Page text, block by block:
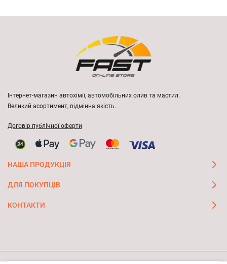
Інтернет-магазин автохімії, автомобільних олив та мастил.
Великий асортимент, відмінна якість.
Договір публічної оферти
НАША ПРОДУКЦІЯ
ДЛЯ ПОКУПЦІВ
КОНТАКТИ